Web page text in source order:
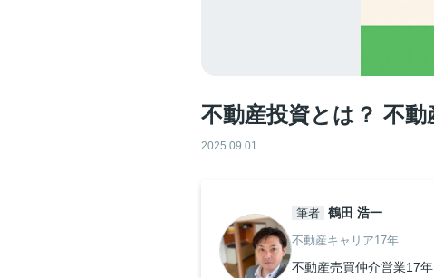
不動産投資とは？ 不
2025.09.01
筆者 鶴田 浩一
不動産キャリア17年
不動産売買仲介営業17